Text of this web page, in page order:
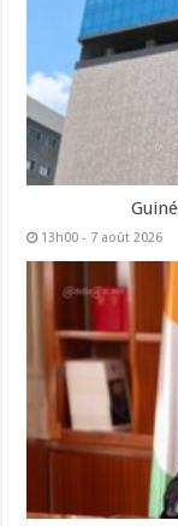
13h00 - 7 août 2026